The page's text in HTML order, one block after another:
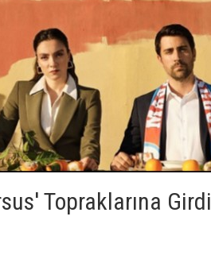
Topraklarına Girdi